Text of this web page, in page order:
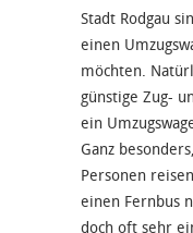
Stadt Rodgau
einen
möchten.
günstige Zug-
ein
Ganz
Personen
einen Fernbus
doch oft sehr